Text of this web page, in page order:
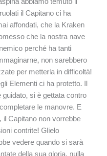
il Capitano ci ha
affondati, che la Kraken
che la nostra nave
perché ha tanti
non sarebbero
per metterla in difficoltà!
Elementi ci ha protetto. Il
si è gettata contro
le manovre. E
il Capitano non vorrebbe
contrite! Glielo
vedere quando si sarà
della sua gloria, nulla